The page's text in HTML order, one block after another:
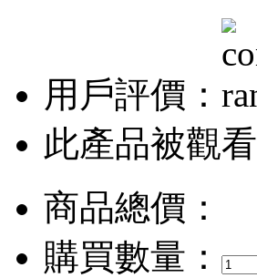
用戶評價：
此產品被觀
商品總價：
購買數量：